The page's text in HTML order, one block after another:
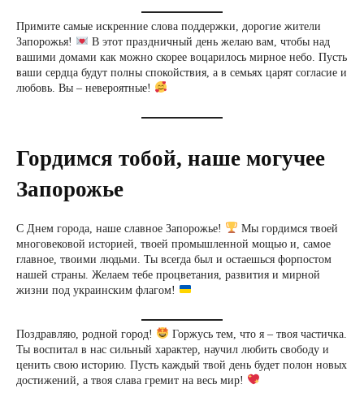
Примите самые искренние слова поддержки, дорогие жители
Запорожья!
В этот праздничный день желаю вам, чтобы над
вашими домами как можно скорее воцарилось мирное небо. Пусть
ваши сердца будут полны спокойствия, а в семьях царят согласие и
любовь. Вы – невероятные!
Гордимся тобой, наше могучее
Запорожье
С Днем города, наше славное Запорожье!
Мы гордимся твоей
многовековой историей, твоей промышленной мощью и, самое
главное, твоими людьми. Ты всегда был и остаешься форпостом
нашей страны. Желаем тебе процветания, развития и мирной
жизни под украинским флагом!
Поздравляю, родной город!
Горжусь тем, что я – твоя частичка.
Ты воспитал в нас сильный характер, научил любить свободу и
ценить свою историю. Пусть каждый твой день будет полон новых
достижений, а твоя слава гремит на весь мир!